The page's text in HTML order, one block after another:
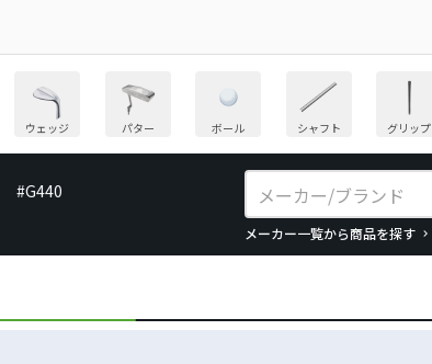
ウェッジ パター ボール シャフト グリップ
#G440
メーカー一覧から商品を探す